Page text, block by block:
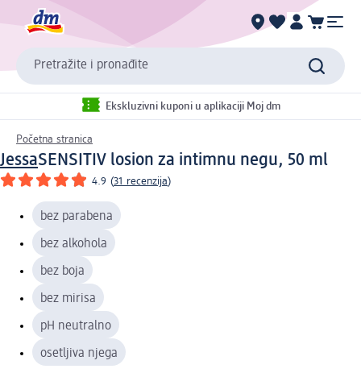
Pretražite i pronađite
Ekskluzivni kuponi u aplikaciji Moj dm
Početna stranica
JessaSENSITIV losion za intimnu negu, 50 ml
4.9 (31 recenzija)
bez parabena
bez alkohola
bez boja
bez mirisa
pH neutralno
osetljiva njega